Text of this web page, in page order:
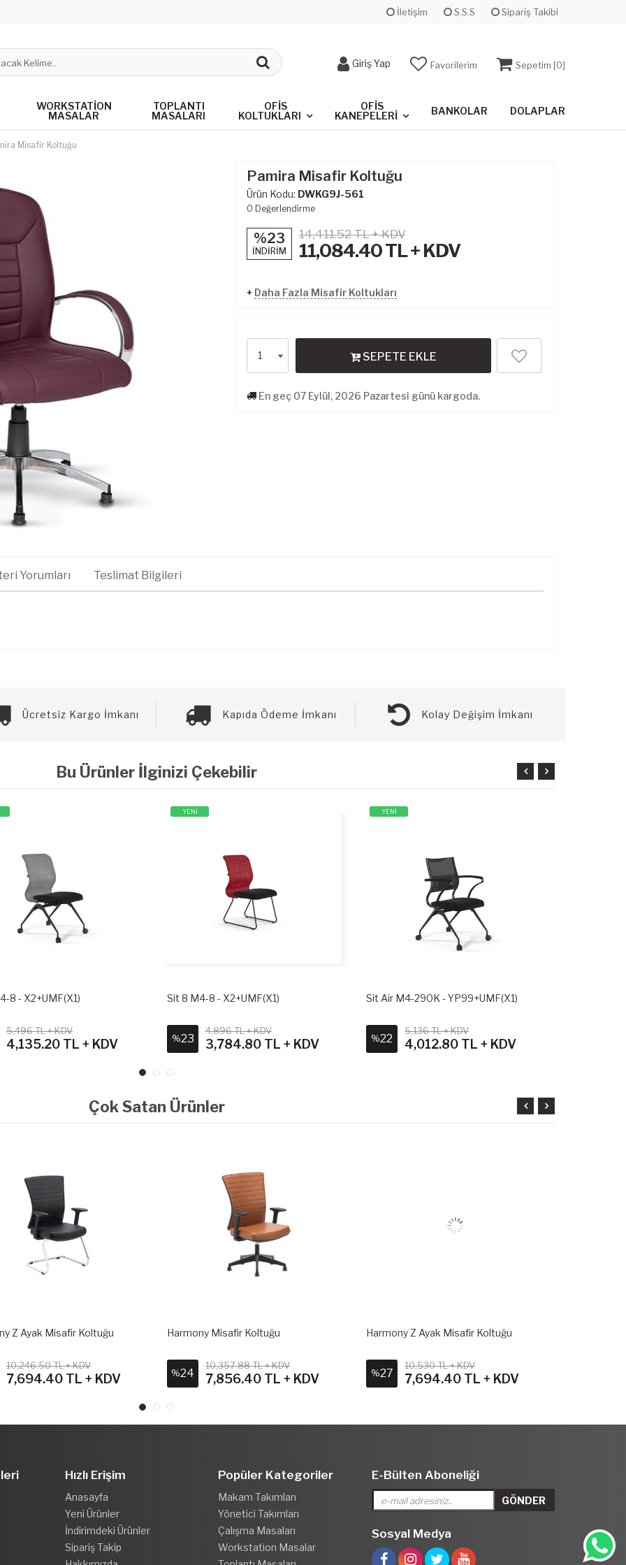
İletişim S.S.S Sipariş Takibi
Giriş Yap Favorilerim Sepetim [0]
WORKSTATION
MASALAR
TOPLANTI
MASALARI
OFIS
KOLTUKLARI
OFIS
KANEPELERI
BANKOLAR DOLAPLAR
Misafir Koltuğu
Pamira Misafir Koltuğu
Ürün Kodu: DWKG9J-561
0 Değerlendirme
%23
İNDİRİM
14,411.52 TL + KDV
11,084.40TL + KDV
+ Daha Fazla Misafir Koltukları
SEPETE EKLE
En geç 07 Eylül, 2026 Pazartesi günü kargoda.
Yorumları Teslimat Bilgileri
Ücretsiz Kargo İmkanı Kapıda Ödeme İmkanı Kolay Değişim İmkanı
Bu Ürünler İlginizi Çekebilir
8 - X2+UMF(X1)
5,496 TL + KDV
4,135.20 TL + KDV
YENİ
Sit 8 M4-8 - X2+UMF(X1)
%23
4,896 TL + KDV
3,784.80 TL + KDV
YENİ
Sit Air M4-290K - YP99+UMF(X1)
%22
5,136 TL + KDV
4,012.80 TL + KDV
Çok Satan Ürünler
Z Ayak Misafir Koltuğu
10,246.50 TL + KDV
7,694.40 TL + KDV
Harmony Misafir Koltuğu
%24
10,357.88 TL + KDV
7,856.40 TL + KDV
Harmony Z Ayak Misafir Koltuğu
%27
10,530 TL + KDV
7,694.40 TL + KDV
Hızlı Erişim
Anasayfa
Yeni Ürünler
İndirimdeki Ürünler
Sipariş Takip
Popüler Kategoriler
Makam Takımları
Yönetici Takımları
Çalışma Masaları
Workstation Masalar
E-Bülten Aboneliği
Sosyal Medya